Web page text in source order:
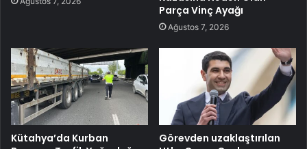
Parça Vinç Ayağı
Ağustos 7, 2026
Kütahya’da Kurban
Görevden uzaklaştırılan